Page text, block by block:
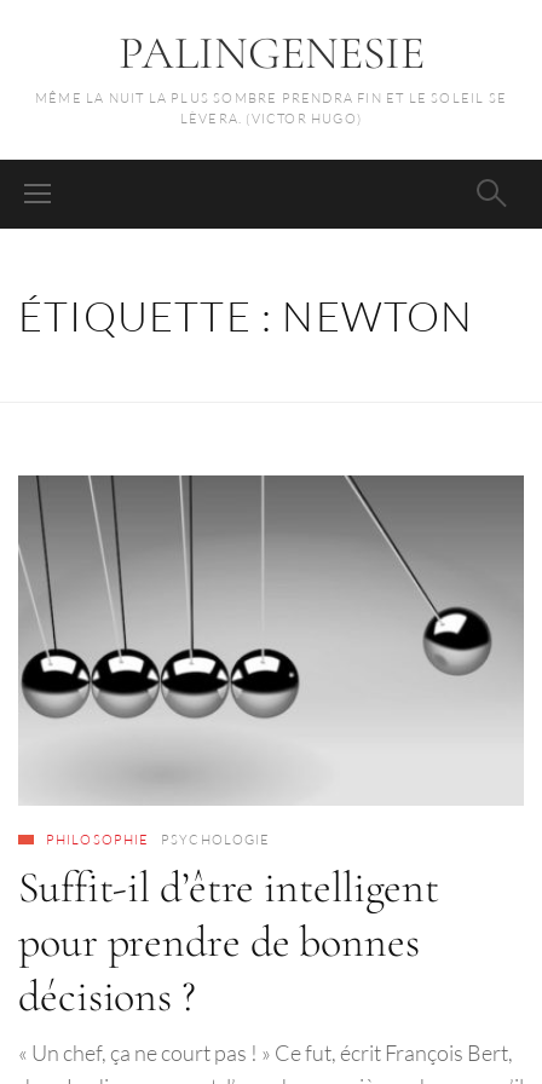
PALINGENESIE
MÊME LA NUIT LA PLUS SOMBRE PRENDRA FIN ET LE SOLEIL SE
LÈVERA. (VICTOR HUGO)
ÉTIQUETTE : NEWTON
PHILOSOPHIE PSYCHOLOGIE
Suffit-il d’être intelligent
pour prendre de bonnes
décisions ?
« Un chef, ça ne court pas ! » Ce fut, écrit François Bert,